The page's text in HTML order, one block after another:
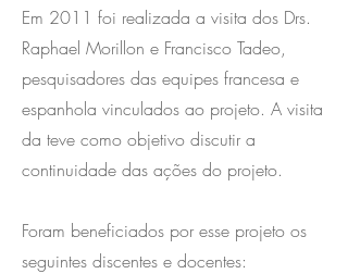
Em 2011 foi realizada a visita dos Drs.
Raphael Morillon e Francisco Tadeo,
pesquisadores das equipes francesa e
espanhola vinculados ao projeto. A visita
da teve como objetivo discutir a
continuidade das ações do projeto.
Foram beneficiados por esse projeto os
seguintes discentes e docentes: